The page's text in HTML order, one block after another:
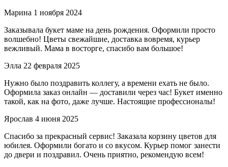
Марина 1 ноября 2024
Заказывала букет маме на день рождения. Оформили просто
волшебно! Цветы свежайшие, доставка вовремя, курьер
вежливый. Мама в восторге, спасибо вам большое!
Элла 22 февраля 2025
Нужно было поздравить коллегу, а времени ехать не было.
Оформила заказ онлайн — доставили через час! Букет именно
такой, как на фото, даже лучше. Настоящие профессионалы!
Ярослав 4 июня 2025
Спасибо за прекрасный сервис! Заказала корзину цветов для
юбилея. Оформили богато и со вкусом. Курьер помог занести
до двери и поздравил. Очень приятно, рекомендую всем!